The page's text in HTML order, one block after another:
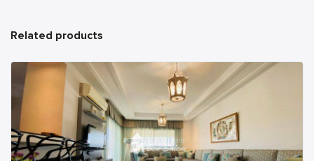
Related products